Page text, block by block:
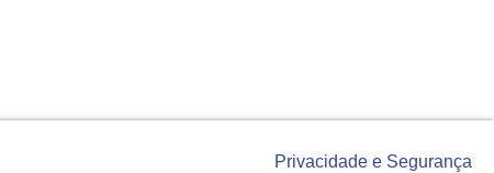
Privacidade e Segurança